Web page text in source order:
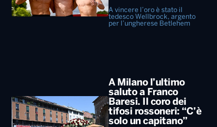
A vincere l’oro è stato il
tedesco Wellbrock, argento
per l’ungherese Betlehem
A Milano l’ultimo
saluto a Franco
Baresi. Il coro dei
tifosi rossoneri: “C’è
solo un capitano”